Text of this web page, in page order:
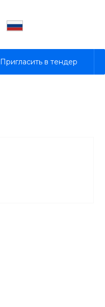
Пригласить в тендер